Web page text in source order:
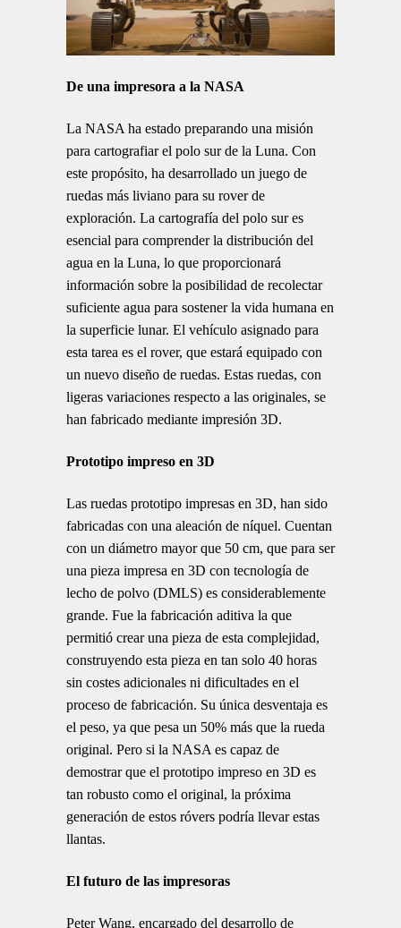
De una impresora a la NASA
La NASA ha estado preparando una misión
para cartografiar el polo sur de la Luna. Con
este propósito, ha desarrollado un juego de
ruedas más liviano para su rover de
exploración. La cartografía del polo sur es
esencial para comprender la distribución del
agua en la Luna, lo que proporcionará
información sobre la posibilidad de recolectar
suficiente agua para sostener la vida humana en
la superficie lunar. El vehículo asignado para
esta tarea es el rover, que estará equipado con
un nuevo diseño de ruedas. Estas ruedas, con
ligeras variaciones respecto a las originales, se
han fabricado mediante impresión 3D.
Prototipo impreso en 3D
Las ruedas prototipo impresas en 3D, han sido
fabricadas con una aleación de níquel. Cuentan
con un diámetro mayor que 50 cm, que para ser
una pieza impresa en 3D con tecnología de
lecho de polvo (DMLS) es considerablemente
grande. Fue la fabricación aditiva la que
permitió crear una pieza de esta complejidad,
construyendo esta pieza en tan solo 40 horas
sin costes adicionales ni dificultades en el
proceso de fabricación. Su única desventaja es
el peso, ya que pesa un 50% más que la rueda
original. Pero si la NASA es capaz de
demostrar que el prototipo impreso en 3D es
tan robusto como el original, la próxima
generación de estos róvers podría llevar estas
llantas.
El futuro de las impresoras
Peter Wang, encargado del desarrollo de